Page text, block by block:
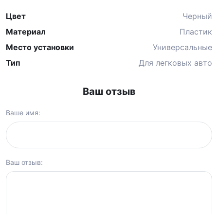
Цвет
Черный
Материал
Пластик
Место установки
Универсальные
Тип
Для легковых авто
Ваш отзыв
Ваше имя:
Ваш отзыв: